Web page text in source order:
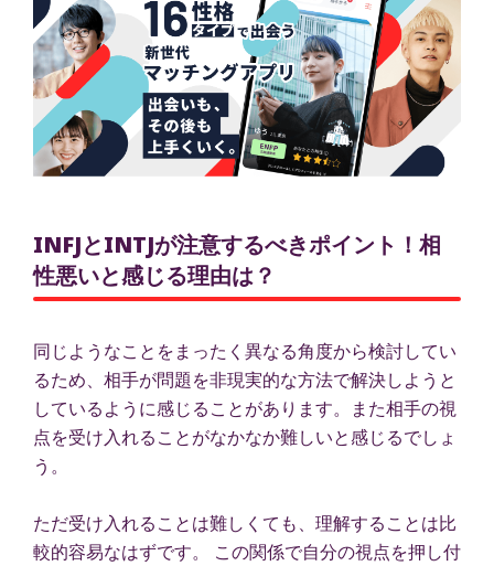
INFJとINTJが注意するべきポイント！相
性悪いと感じる理由は？
同じようなことをまったく異なる角度から検討してい
るため、相手が問題を非現実的な方法で解決しようと
しているように感じることがあります。また相手の視
点を受け入れることがなかなか難しいと感じるでしょ
う。
ただ受け入れることは難しくても、理解することは比
較的容易なはずです。 この関係で自分の視点を押し付